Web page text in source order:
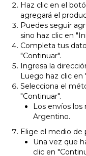
Haz clic en el
agregará el
Puedes seguir
sino haz clic en
Completa tus
"Continuar".
Ingresa la
Luego haz clic en
Selecciona el
"Continuar".
Los envíos los
Argentino.
Elige el medio de
Una vez que
clic en